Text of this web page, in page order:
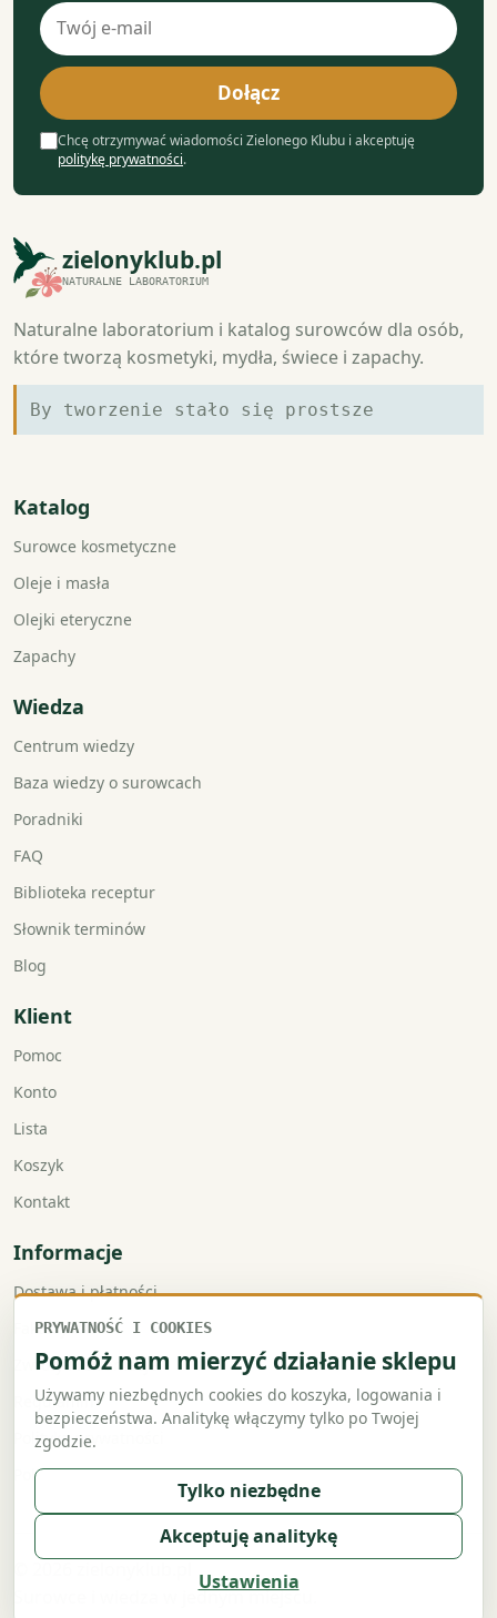
Adres
e-
mail
Dołącz
Chcę otrzymywać wiadomości Zielonego Klubu i akceptuję
politykę prywatności.
zielonyklub.pl
NATURALNE LABORATORIUM
Naturalne laboratorium i katalog surowców dla osób,
które tworzą kosmetyki, mydła, świece i zapachy.
By tworzenie stało się prostsze
Katalog
Surowce kosmetyczne
Oleje i masła
Olejki eteryczne
Zapachy
Wiedza
Centrum wiedzy
Baza wiedzy o surowcach
Poradniki
FAQ
Biblioteka receptur
Słownik terminów
Blog
Klient
Pomoc
Konto
Lista
Koszyk
Kontakt
Informacje
Dostawa i płatności
Faktury VAT
Zwroty i reklamacje
Regulamin
Polityka prywatności
Polityka cookies
Surowce i wiedza w jednym miejscu.
PRYWATNOŚĆ I COOKIES
Pomóż nam mierzyć działanie sklepu
Używamy niezbędnych cookies do koszyka, logowania i
bezpieczeństwa. Analitykę włączymy tylko po Twojej
zgodzie.
Tylko niezbędne
Akceptuję analitykę
Ustawienia